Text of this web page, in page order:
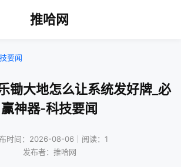
推哈网
要闻
锄大地怎么让系统发好牌_必
赢神器-科技要闻
时间：2026-08-06｜阅读：1
发布者：推哈网